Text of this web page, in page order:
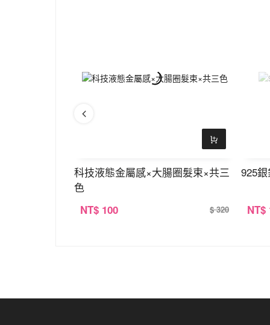
科技液態金屬感×大腸圈髮束×共三
色
NT$ 100 $ 320
925
NT$